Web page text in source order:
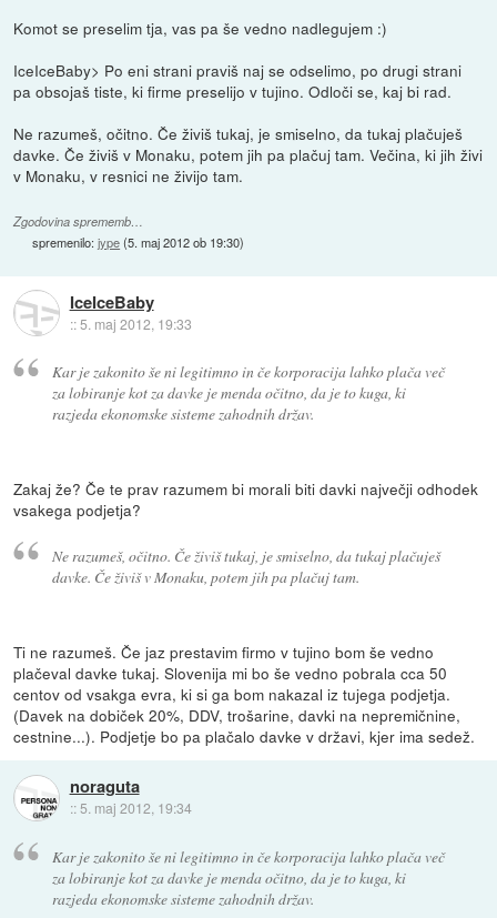
Komot se preselim tja, vas pa še vedno nadlegujem :)
IceIceBaby> Po eni strani praviš naj se odselimo, po drugi strani
pa obsojaš tiste, ki firme preselijo v tujino. Odloči se, kaj bi rad.
Ne razumeš, očitno. Če živiš tukaj, je smiselno, da tukaj plačuješ
davke. Če živiš v Monaku, potem jih pa plačuj tam. Večina, ki jih živi
v Monaku, v resnici ne živijo tam.
Zgodovina sprememb…
spremenilo:jype(5. maj 2012 ob 19:30)
IceIceBaby
::5. maj 2012, 19:33
Kar je zakonito še ni legitimno in če korporacija lahko plača več
za lobiranje kot za davke je menda očitno, da je to kuga, ki
razjeda ekonomske sisteme zahodnih držav.
Zakaj že? Če te prav razumem bi morali biti davki največji odhodek
vsakega podjetja?
Ne razumeš, očitno. Če živiš tukaj, je smiselno, da tukaj plačuješ
davke. Če živiš v Monaku, potem jih pa plačuj tam.
Ti ne razumeš. Če jaz prestavim firmo v tujino bom še vedno
plačeval davke tukaj. Slovenija mi bo še vedno pobrala cca 50
centov od vsakga evra, ki si ga bom nakazal iz tujega podjetja.
(Davek na dobiček 20%, DDV, trošarine, davki na nepremičnine,
cestnine...). Podjetje bo pa plačalo davke v državi, kjer ima sedež.
noraguta
:: 5. maj 2012, 19:34
Kar je zakonito še ni legitimno in če korporacija lahko plača več
za lobiranje kot za davke je menda očitno, da je to kuga, ki
razjeda ekonomske sisteme zahodnih držav.